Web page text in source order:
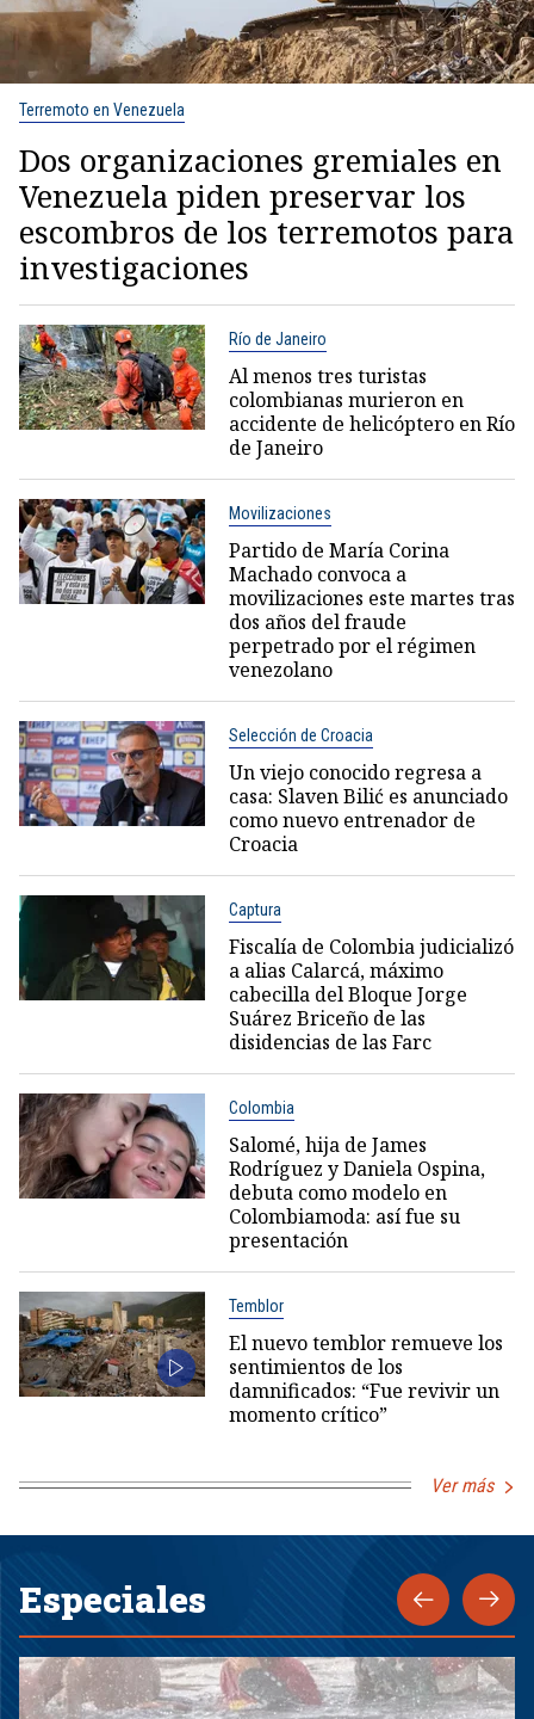
Terremoto en Venezuela
Dos organizaciones gremiales en
Venezuela piden preservar los
escombros de los terremotos para
investigaciones
Río de Janeiro
Al menos tres turistas
colombianas murieron en
accidente de helicóptero en Río
de Janeiro
Movilizaciones
Partido de María Corina
Machado convoca a
movilizaciones este martes tras
dos años del fraude
perpetrado por el régimen
venezolano
Selección de Croacia
Un viejo conocido regresa a
casa: Slaven Bilić es anunciado
como nuevo entrenador de
Croacia
Captura
Fiscalía de Colombia judicializó
a alias Calarcá, máximo
cabecilla del Bloque Jorge
Suárez Briceño de las
disidencias de las Farc
Colombia
Salomé, hija de James
Rodríguez y Daniela Ospina,
debuta como modelo en
Colombiamoda: así fue su
presentación
Temblor
El nuevo temblor remueve los
sentimientos de los
damnificados: “Fue revivir un
momento crítico”
Ver más
Especiales